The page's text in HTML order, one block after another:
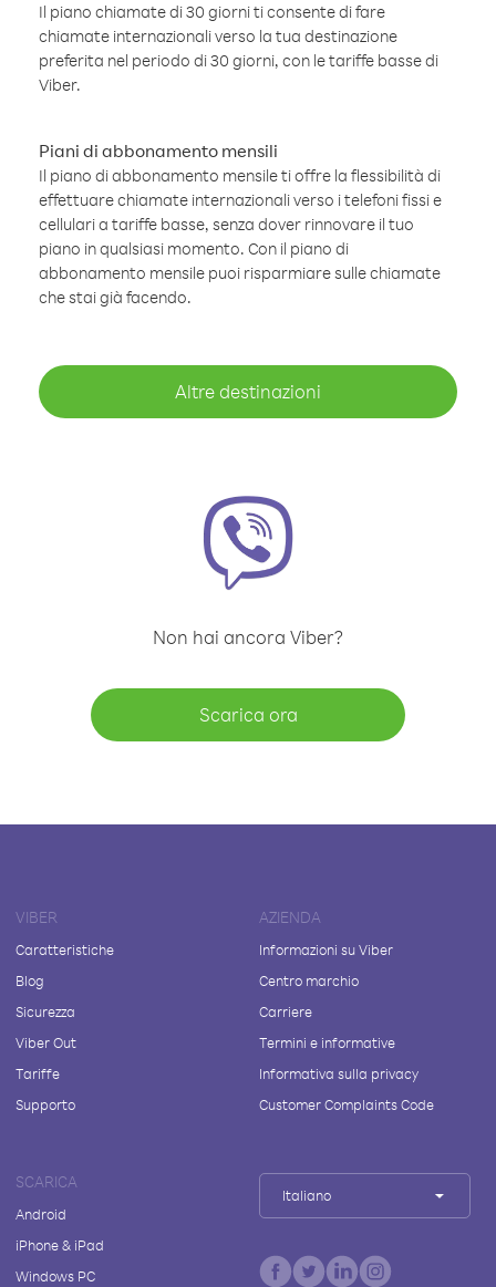
Il piano chiamate di 30 giorni ti consente di fare
chiamate internazionali verso la tua destinazione
preferita nel periodo di 30 giorni, con le tariffe basse di
Viber.
Piani di abbonamento mensili
Il piano di abbonamento mensile ti offre la flessibilità di
effettuare chiamate internazionali verso i telefoni fissi e
cellulari a tariffe basse, senza dover rinnovare il tuo
piano in qualsiasi momento. Con il piano di
abbonamento mensile puoi risparmiare sulle chiamate
che stai già facendo.
Altre destinazioni
Non hai ancora Viber?
Scarica ora
VIBER
Caratteristiche
Blog
Sicurezza
Viber Out
Tariffe
Supporto
AZIENDA
Informazioni su Viber
Centro marchio
Carriere
Termini e informative
Informativa sulla privacy
Customer Complaints Code
SCARICA
Android
iPhone & iPad
Windows PC
Italiano